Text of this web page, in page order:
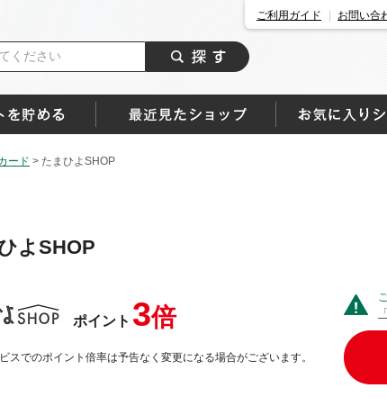
ご利用ガイド お問い合
ード > たまひよSHOP
よSHOP
ポイント 3倍
スでのポイント倍率は予告なく変更になる場合がございます。